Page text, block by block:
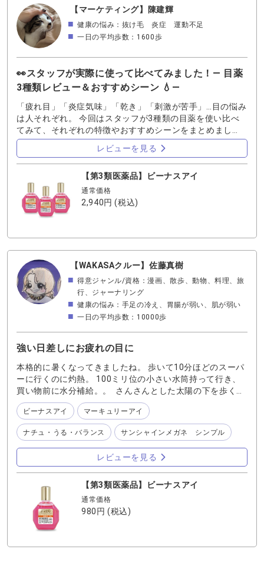
【マーケティング】陳建輝
健康の悩み：抜け毛 炎症 運動不足
一日の平均歩数：1600歩
👀スタッフが実際に使って比べてみました！― 目薬
3種類レビュー＆おすすめシーン 💧―
「疲れ目」「炎症気味」「乾き」「刺激が苦手」…目の悩み
は人それぞれ。 今回はスタッフが3種類の目薬を使い比べ
てみて、それぞれの特徴やおすすめシーンをまとめまし
た。 ぜひ選ぶときの参考にしてください！ ◆ ビーナスア
イ（疲れ目・炎症対策） ●特長：3種の中で唯一、炎症やか
ゆみにも効く目薬。8種類の有効成分で、疲労した目を回復
＆代謝アップ。 ●差し心地：すっきり爽やか。清涼感とい
うほどでもないが、個人的に一番好きな爽快感。 ●コンタ
クト：ハードのみOK。 ●おすすめシーン： ・仕事終わり
の目の充血や疲れ ・就寝前の目のケア ・朝のリフレッ
のいる家庭には特におすすめ！」 ◆ マーキュリーアイ
でうるおい持続。乾燥やコンタクトによる不快感に強い。
●差し心地：とろんと包み込むようなやさしさ。 ●コンタク
ト：全てのコンタクトに対応。 ●おすすめシーン： ・長
時間のPC仕事や勉強で目がバキバキに乾くとき ・コンタ
クト装着中の乾燥感やゴロつきが気になるとき 👉ワンポイ
ント：「乾きにくくなるから、デスクワークの相棒！」 ◆
ナチュ・うる・バランス（涙不足対策） ●特長：涙に含ま
れる7つのイオンをバランス配合。超低刺激で敏感な目にも
やさしい。 ●差し心地：刺激がほぼなく、自然にうるおう
感じ。 ●コンタクト：全てのコンタクトに対応。 ●おすすめ
シーン： ・刺激の強い目薬が苦手な方 ・ゲームや動画
に熱中して「気づいたら目がバキバキ」のとき ・日中、
こまめにうるおい補給したいとき 👉ワンポイント：「とに
かくやさしい！小まめに差す派にぴったり。」 🔷 まとめ：
選ぶポイント🔷 ⚫︎疲れ目・炎症までカバーしたい → 『ビ
ーナスアイ』 （ペットと暮らす方や、充血・かゆみが気
になる方に◎） ⚫︎乾きやすい・仕事で目を酷使する方 →
『マーキュリーアイ』 （PC仕事や長時間コンタクトに
◎） ⚫︎刺激に弱い・やさしく潤したい → 『ナチュ・う
る・バランス』 （敏感な目質の方や、日常使いに◎）
レビューを見る
【第3類医薬品】ビーナスアイ
通常価格
2,940円(税込)
【WAKASAクルー】佐藤真樹
得意ジャンル/資格：漫画、散歩、動物、料理、旅
行、ジャーナリング
健康の悩み：手足の冷え、胃腸が弱い、肌が弱い
一日の平均歩数：10000歩
強い日差しにお疲れの目に
本格的に暑くなってきましたね。 歩いて10分ほどのスーパ
ーに行くのに灼熱。 100ミリ位の小さい水筒持って行き、
買い物前に水分補給。。 さんさんとした太陽の下を歩く
と、汗がじわぁ〜と出て良くわからないテンションになる
今日このごろです。 帰宅して、ふぅ〜っと座って目を閉じ
ると 「…しばしばするなぁ」 目も疲れてますよね。 そん
なときは『ビーナスアイ』をひとたらし。 目を閉じて、じ
わぁと目に広がり気持ちいい🥹「そうです、ワタクシ瞳も
疲れてます。癒しをありがとう」と言われてる気分になり
ます。 夏の瞳のケアに是非お試しくださいませ！
ビーナスアイ マーキュリーアイ
ナチュ・うる・バランス サンシャインメガネ シンプル
レビューを見る
【第3類医薬品】ビーナスアイ
通常価格
980円(税込)